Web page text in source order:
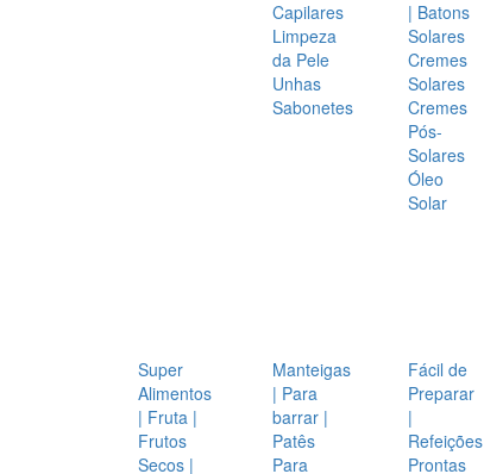
Capilares
Limpeza
da Pele
Unhas
Sabonetes
| Batons
Solares
Cremes
Solares
Cremes
Pós-
Solares
Óleo
Solar
Super
Alimentos
| Fruta |
Frutos
Secos |
Manteigas
| Para
barrar |
Patês
Para
Fácil de
Preparar
|
Refeições
Prontas